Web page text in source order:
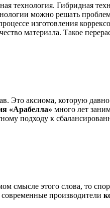
технология. Гибридная
можно решать
изготовления
материала. Такое
Это аксиома, которую
«Арабелла» много лет
подходу к
смысле этого слова, то
производители